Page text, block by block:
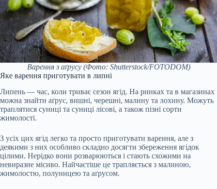
Варення з аґрусу(Фото: Shutterstock/FOTODOM)
Яке варення приготувати в липні
Липень — час, коли триває сезон ягід. На ринках та в магазинах
можна знайти аґрус, вишні, черешні, малину та лохину. Можуть
траплятися суниці та суниці лісові, а також пізні сорти
жимолості.
З усіх цих ягід легко та просто приготувати варення, але з
деякими з них особливо складно досягти збереження ягідок
цілими. Нерідко вони розварюються і стають схожими на
невиразне місиво. Найчастіше це трапляється з малиною,
жимолостю, полуницею та аґрусом.